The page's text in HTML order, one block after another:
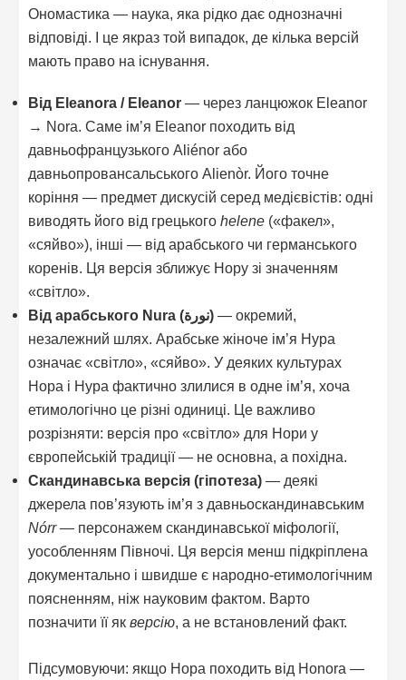
Ономастика — наука, яка рідко дає однозначні
відповіді. І це якраз той випадок, де кілька версій
мають право на існування.
Від Eleanora / Eleanor — через ланцюжок Eleanor
→ Nora. Саме ім’я Eleanor походить від
давньофранцузького Aliénor або
давньопровансальського Alienòr. Його точне
коріння — предмет дискусій серед медієвістів: одні
виводять його від грецькогоhelene («факел»,
«сяйво»), інші — від арабського чи германського
коренів. Ця версія зближує Нору зі значенням
«світло».
Від арабського Nura (نورة) — окремий,
незалежний шлях. Арабське жіноче ім’я Нура
означає «світло», «сяйво». У деяких культурах
Нора і Нура фактично злилися в одне ім’я, хоча
етимологічно це різні одиниці. Це важливо
розрізняти: версія про «світло» для Нори у
європейській традиції — не основна, а похідна.
Скандинавська версія (гіпотеза) — деякі
джерела пов’язують ім’я з давньоскандинавським
Nórr— персонажем скандинавської міфології,
уособленням Півночі. Ця версія менш підкріплена
документально і швидше є народно-етимологічним
поясненням, ніж науковим фактом. Варто
позначити її якверсію, а не встановлений факт.
Підсумовуючи: якщо Нора походить від Honora —